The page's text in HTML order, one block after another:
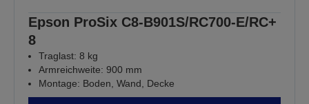
Epson ProSix C8-B901S/RC700-E/RC+
8
Traglast: 8 kg
Armreichweite: 900 mm
Montage: Boden, Wand, Decke